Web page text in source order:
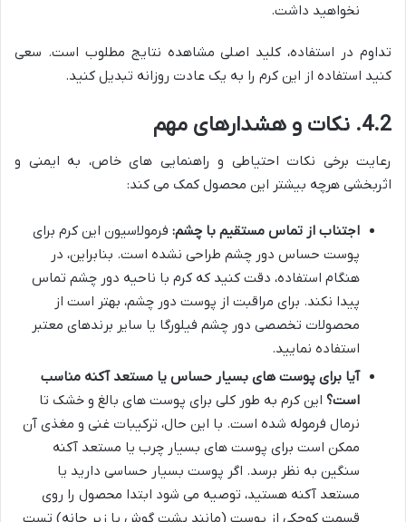
نخواهید داشت.
تداوم در استفاده، کلید اصلی مشاهده نتایج مطلوب است. سعی
کنید استفاده از این کرم را به یک عادت روزانه تبدیل کنید.
4.2. نکات و هشدارهای مهم
رعایت برخی نکات احتیاطی و راهنمایی های خاص، به ایمنی و
اثربخشی هرچه بیشتر این محصول کمک می کند:
اجتناب از تماس مستقیم با چشم: فرمولاسیون این کرم برای
پوست حساس دور چشم طراحی نشده است. بنابراین، در
هنگام استفاده، دقت کنید که کرم با ناحیه دور چشم تماس
پیدا نکند. برای مراقبت از پوست دور چشم، بهتر است از
محصولات تخصصی دور چشم فیلورگا یا سایر برندهای معتبر
استفاده نمایید.
آیا برای پوست های بسیار حساس یا مستعد آکنه مناسب
است؟ این کرم به طور کلی برای پوست های بالغ و خشک تا
نرمال فرموله شده است. با این حال، ترکیبات غنی و مغذی آن
ممکن است برای پوست های بسیار چرب یا مستعد آکنه
سنگین به نظر برسد. اگر پوست بسیار حساسی دارید یا
مستعد آکنه هستید، توصیه می شود ابتدا محصول را روی